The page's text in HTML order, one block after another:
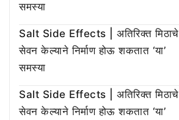
समस्या
Salt Side Effects | अतिरिक्त मिठाचे
सेवन केल्याने निर्माण होऊ शकतात ‘या’
समस्या
Salt Side Effects | अतिरिक्त मिठाचे
सेवन केल्याने निर्माण होऊ शकतात ‘या’